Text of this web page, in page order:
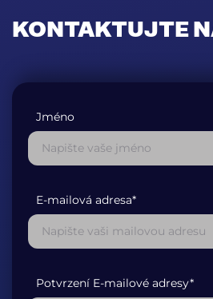
KONTAKTUJTE
Jméno
E-mailová adresa*
Potvrzení E-mailové adresy*